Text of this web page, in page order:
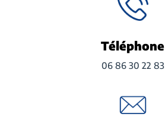
Téléphone
06 86 30 22 83